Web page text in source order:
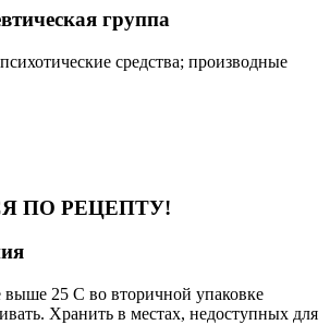
группа
средства; производные
ПО РЕЦЕПТУ!
выше 25 C во вторичной упаковке
Хранить в местах, недоступных для